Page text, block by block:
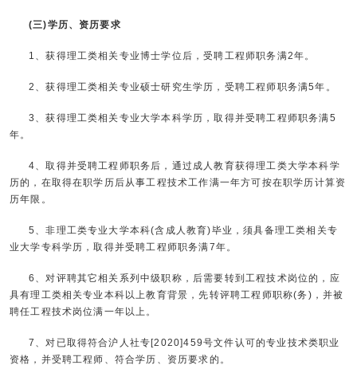
(三)学历、资历要求
1、获得理工类相关专业博士学位后，受聘工程师职务满2年。
2、获得理工类相关专业硕士研究生学历，受聘工程师职务满5年。
3、获得理工类相关专业大学本科学历，取得并受聘工程师职务满5
年。
4、取得并受聘工程师职务后，通过成人教育获得理工类大学本科学
历的，在取得在职学历后从事工程技术工作满一年方可按在职学历计算资
历年限。
5、非理工类专业大学本科(含成人教育)毕业，须具备理工类相关专
业大学专科学历，取得并受聘工程师职务满7年。
6、对评聘其它相关系列中级职称，后需要转到工程技术岗位的，应
具有理工类相关专业本科以上教育背景，先转评聘工程师职称(务)，并被
聘任工程技术岗位满一年以上。
7、对已取得符合沪人社专[2020]459号文件认可的专业技术类职业
资格，并受聘工程师、符合学历、资历要求的。